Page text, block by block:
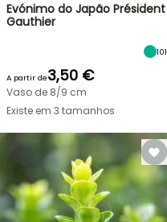
Evónimo do Japão Président
Gauthier
101
A partir de3,50 €
Vaso de 8/9 cm
Existe em 3 tamanhos